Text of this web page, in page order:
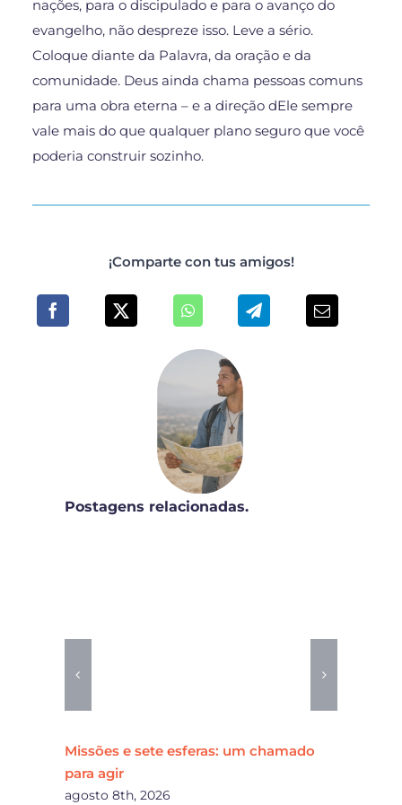
nações, para o discipulado e para o avanço do
evangelho, não despreze isso. Leve a sério.
Coloque diante da Palavra, da oração e da
comunidade. Deus ainda chama pessoas comuns
para uma obra eterna – e a direção dEle sempre
vale mais do que qualquer plano seguro que você
poderia construir sozinho.
¡Comparte con tus amigos!
Postagens relacionadas.
Missões e sete esferas: um chamado
para agir
agosto 8th, 2026